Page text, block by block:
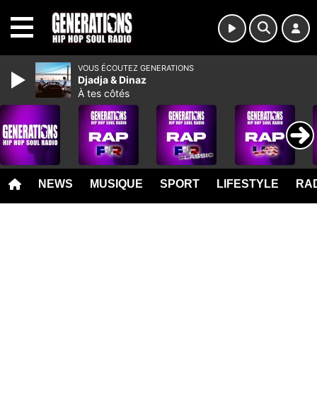
NEWS MUSIQUE SPORT LIFESTYLE
VOUS ÉCOUTEZ GENERATIONS
Djadja & Dinaz
À tes côtés